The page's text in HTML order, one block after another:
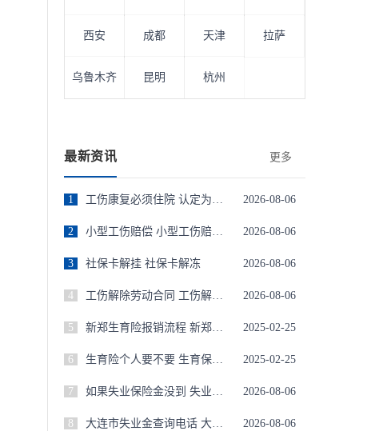
西安 成都 天津 拉萨
乌鲁木齐 昆明 杭州
最新资讯 更多
1 工伤康复必须住院 认定为工伤,住院进行康复的费用能报销吗 2026-08-06
2 小型工伤赔偿 小型工伤赔偿标准 2026-08-06
3 社保卡解挂 社保卡解冻 2026-08-06
4 工伤解除劳动合同 工伤解除劳动合同怎样赔偿 2026-08-06
5 新郑生育险报销流程 新郑生育险报销流程图 2025-02-25
6 生育险个人要不要 生育保险费个人需要缴纳吗 2025-02-25
7 如果失业保险金没到 失业保险金没领完 2026-08-06
8 大连市失业金查询电话 大连失业保险金电话 2026-08-06